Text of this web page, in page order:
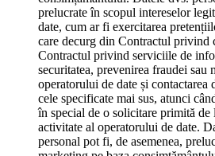
prelucrate în scopul intereselor
date, cum ar fi exercitarea
care decurg din Contractul privind
Contractul privind serviciile de
securitatea, prevenirea fraudei sau
operatorului de date și contactarea
cele specificate mai sus, atunci
în special de o solicitare primită
activitate al operatorului de date.
personal pot fi, de asemenea,